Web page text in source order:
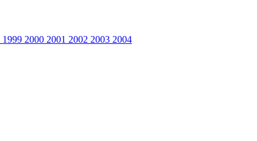
1999 2000 2001 2002 2003 2004